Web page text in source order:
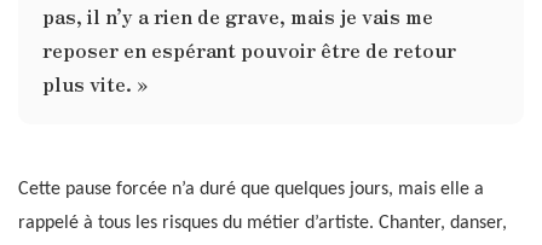
pas, il n’y a rien de grave, mais je vais me
reposer en espérant pouvoir être de retour
plus vite. »
Cette pause forcée n’a duré que quelques jours, mais elle a
rappelé à tous les risques du métier d’artiste. Chanter, danser,